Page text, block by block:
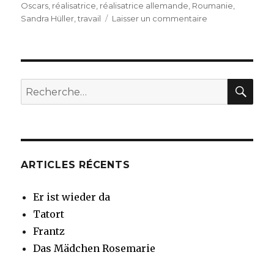
Oscars réalisatrice réalisatrice allemande Roumanie
Sandra Hüller ,travail Laisser un commentaire
Recherche
pour
ARTICLES RÉCENTS
Er ist wieder da
Tatort
Frantz
Das Mädchen Rosemarie